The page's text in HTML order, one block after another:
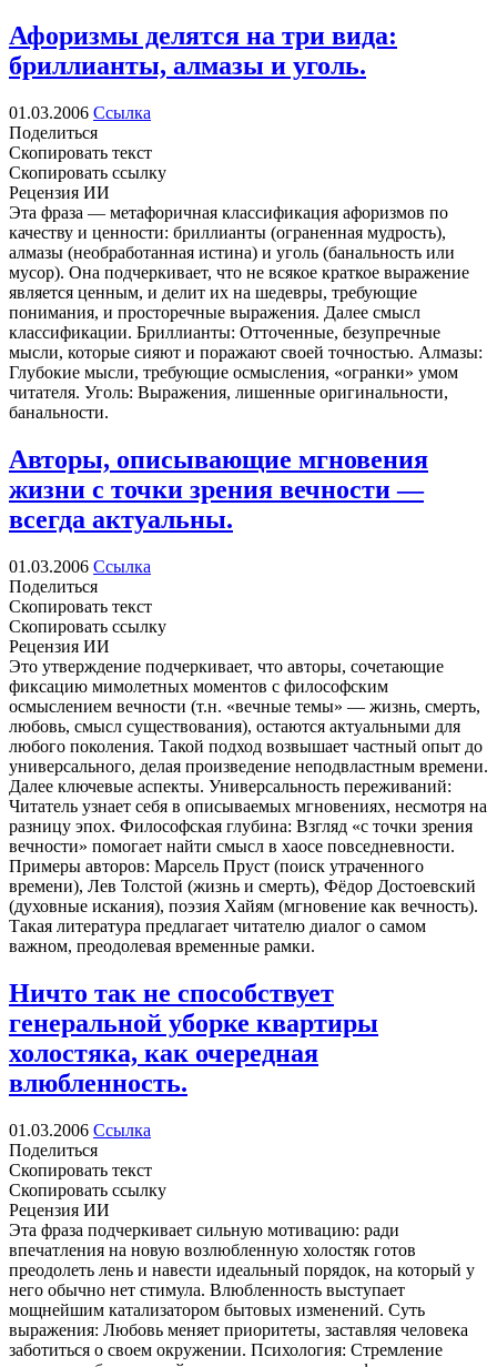
Афоризмы делятся на три вида:
бриллианты, алмазы и уголь.
01.03.2006 Ссылка
Поделиться
Скопировать текст
Скопировать ссылку
Рецензия ИИ
Эта фраза — метафоричная классификация афоризмов по
качеству и ценности: бриллианты (ограненная мудрость),
алмазы (необработанная истина) и уголь (банальность или
мусор). Она подчеркивает, что не всякое краткое выражение
является ценным, и делит их на шедевры, требующие
понимания, и просторечные выражения. Далее смысл
классификации. Бриллианты: Отточенные, безупречные
мысли, которые сияют и поражают своей точностью. Алмазы:
Глубокие мысли, требующие осмысления, «огранки» умом
читателя. Уголь: Выражения, лишенные оригинальности,
банальности.
Авторы, описывающие мгновения
жизни с точки зрения вечности —
всегда актуальны.
01.03.2006 Ссылка
Поделиться
Скопировать текст
Скопировать ссылку
Рецензия ИИ
Это утверждение подчеркивает, что авторы, сочетающие
фиксацию мимолетных моментов с философским
осмыслением вечности (т.н. «вечные темы» — жизнь, смерть,
любовь, смысл существования), остаются актуальными для
любого поколения. Такой подход возвышает частный опыт до
универсального, делая произведение неподвластным времени.
Далее ключевые аспекты. Универсальность переживаний:
Читатель узнает себя в описываемых мгновениях, несмотря на
разницу эпох. Философская глубина: Взгляд «с точки зрения
вечности» помогает найти смысл в хаосе повседневности.
Примеры авторов: Марсель Пруст (поиск утраченного
времени), Лев Толстой (жизнь и смерть), Фёдор Достоевский
(духовные искания), поэзия Хайям (мгновение как вечность).
Такая литература предлагает читателю диалог о самом
важном, преодолевая временные рамки.
Ничто так не способствует
генеральной уборке квартиры
холостяка, как очередная
влюбленность.
01.03.2006 Ссылка
Поделиться
Скопировать текст
Скопировать ссылку
Рецензия ИИ
Эта фраза подчеркивает сильную мотивацию: ради
впечатления на новую возлюбленную холостяк готов
преодолеть лень и навести идеальный порядок, на который у
него обычно нет стимула. Влюбленность выступает
мощнейшим катализатором бытовых изменений. Суть
выражения: Любовь меняет приоритеты, заставляя человека
заботиться о своем окружении. Психология: Стремление